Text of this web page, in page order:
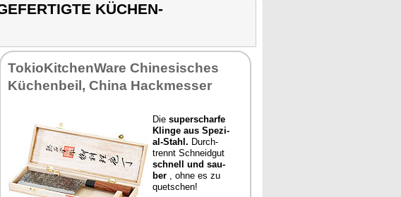
KÜCHEN-
To­kio­Kit­chen­Wa­re Chi­ne­si­sches
Kü­chen­beil, Chi­na Hack­mes­ser
Die su­per­schar­fe
Klin­ge aus Spe­zi­
al-Stahl. Durch­
trennt Schneid­gut
schnell und sau­
ber , oh­ne es zu
quet­schen!